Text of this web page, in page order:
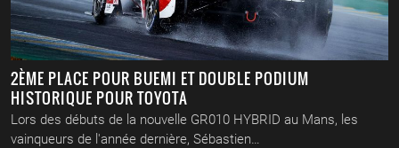
2ÈME PLACE POUR BUEMI ET DOUBLE PODIUM
HISTORIQUE POUR TOYOTA
Lors des débuts de la nouvelle GR010 HYBRID au Mans, les
vainqueurs de l'année dernière, Sébastien…